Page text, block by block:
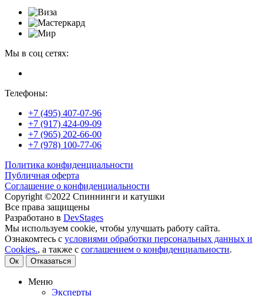
Мы в соц сетях:
Телефоны:
+7 (495) 407-07-96
+7 (917) 424-09-09
+7 (965) 202-66-00
+7 (978) 100-77-06
Политика конфиденциальности
Публичная оферта
Соглашение о конфиденциальности
Copyright ©2022 Спиннинги и катушки
Все права защищены
Разработано в DevStages
Мы используем cookie, чтобы улучшать работу сайта.
Ознакомтесь с условиями обработки персональных данных и
Cookies., а также с соглашением о конфиденциальности.
Ок Отказаться
Меню
Эксперты